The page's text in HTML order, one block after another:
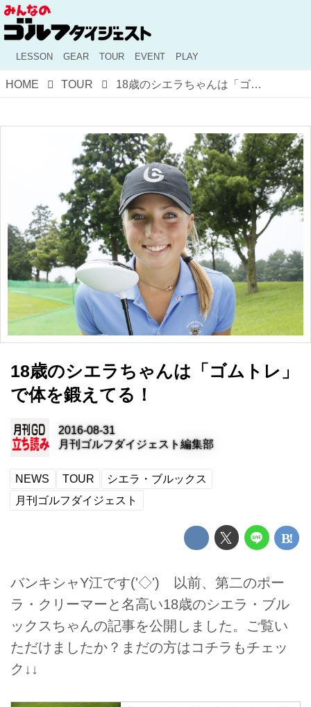
LESSON GEAR TOUR EVENT PLAY
HOME TOUR 18歳のシエラちゃんは「ゴムトレ」で体を鍛えてる！
18歳のシエラちゃんは「ゴムトレ」
で体を鍛えてる！
2016-08-31
月刊ゴルフダイジェスト編集部
NEWS TOUR
シエラ・ブルックス
月刊ゴルフダイジェスト
バンキシャY江です('◇')ゞ以前、第二のポー
ラ・クリーマーと名高い18歳のシエラ・ブル
ックスちゃんの記事を公開しました。ご覧い
ただけましたか？まだの方はコチラもチェッ
ク↓↓